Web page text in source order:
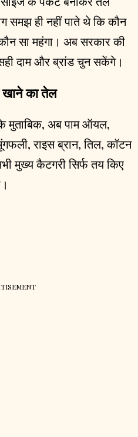
समझ ही नहीं पाते थे कि कौन
सा महंगा। अब सरकार की
दाम और ब्रांड चुन सकेंगे।
खाने का तेल
मुताबिक, अब पाम ऑयल,
राइस ब्रान, तिल, कॉटन
मुख्य कैटगरी सिर्फ तय किए